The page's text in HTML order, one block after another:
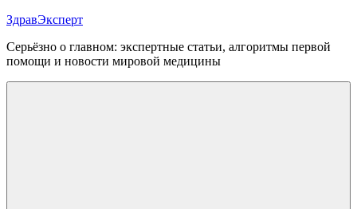
Перейти
содержимому
ЗдравЭксперт
Серьёзно о главном: экспертные статьи, алгоритмы первой
помощи и новости мировой медицины